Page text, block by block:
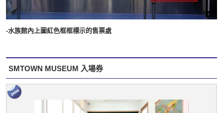
-水族館內上圖紅色框框標示的售票處
SMTOWN MUSEUM 入場券